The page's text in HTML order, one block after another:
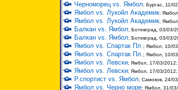
Черноморец vs. Ямбол; Бургас, 11/
Ямбол vs. Лукойл Академик;
Ямбол vs. Лукойл Академик;
Балкан vs. Ямбол; Ботевград, 03/03/
Балкан vs. Ямбол; Ботевград, 03/03/
Ямбол vs. Спартак Пл.; Ямбол, 10/
Ямбол vs. Спартак Пл.; Ямбол, 10/
Ямбол vs. Левски; Ямбол, 17/03/
Ямбол vs. Левски; Ямбол, 17/03/
Р.спортист vs. Ямбол; Самоков, 24/
Ямбол vs. Черно море; Ямбол, 31/